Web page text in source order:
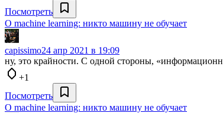
Посмотреть
О machine learning: никто машину не обучает
capissimo24 апр 2021 в 19:09
ну, это крайности. С одной стороны,
+1
Посмотреть
О machine learning: никто машину не обучает